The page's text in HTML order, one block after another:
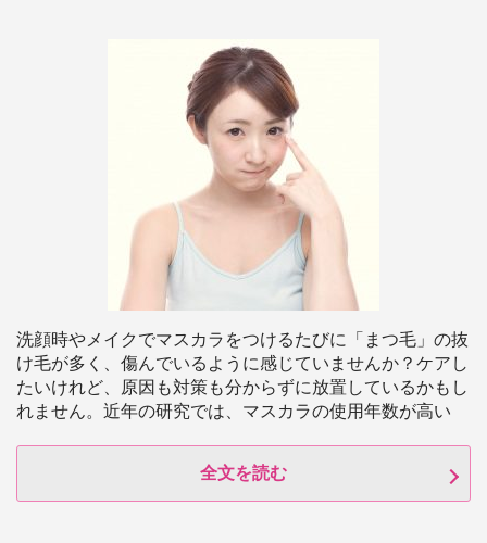
洗顔時やメイクでマスカラをつけるたびに「まつ毛」の抜
け毛が多く、傷んでいるように感じていませんか？ケアし
たいけれど、原因も対策も分からずに放置しているかもし
れません。近年の研究では、マスカラの使用年数が高い
全文を読む